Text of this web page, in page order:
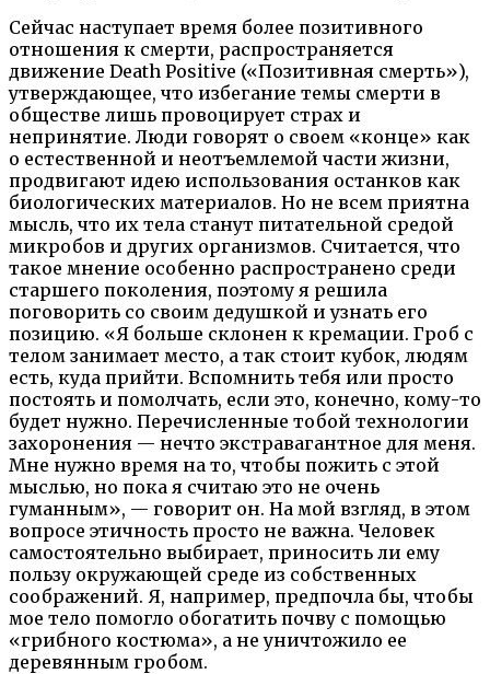
Сейчас наступает время более позитивного
отношения к смерти, распространяется
движение Death Positive («Позитивная смерть»),
утверждающее, что избегание темы смерти в
обществе лишь провоцирует страх и
непринятие. Люди говорят о своем «конце» как
о естественной и неотъемлемой части жизни,
продвигают идею использования останков как
биологических материалов. Но не всем приятна
мысль, что их тела станут питательной средой
микробов и других организмов. Считается, что
такое мнение особенно распространено среди
старшего поколения, поэтому я решила
поговорить со своим дедушкой и узнать его
позицию. «Я больше склонен к кремации. Гроб с
телом занимает место, а так стоит кубок, людям
есть, куда прийти. Вспомнить тебя или просто
постоять и помолчать, если это, конечно, кому-то
будет нужно. Перечисленные тобой технологии
захоронения — нечто экстравагантное для меня.
Мне нужно время на то, чтобы пожить с этой
мыслью, но пока я считаю это не очень
гуманным», — говорит он. На мой взгляд, в этом
вопросе этичность просто не важна. Человек
самостоятельно выбирает, приносить ли ему
пользу окружающей среде из собственных
соображений. Я, например, предпочла бы, чтобы
мое тело помогло обогатить почву с помощью
«грибного костюма», а не уничтожило ее
деревянным гробом.